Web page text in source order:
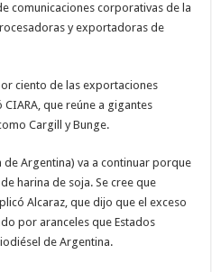
comunicaciones corporativas de la
y exportadoras de
ciento de las exportaciones
que reúne a gigantes
Cargill y Bunge.
Argentina) va a continuar porque
harina de soja. Se cree que
Alcaraz, que dijo que el exceso
por aranceles que Estados
de Argentina.